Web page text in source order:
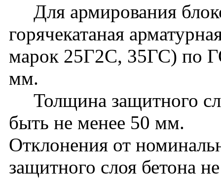
Для армирования
горячекатаная
марок 25Г2С, 35ГС) по
мм.
Толщина защитного
быть не менее 50 мм.
Отклонения от
защитного слоя бетона